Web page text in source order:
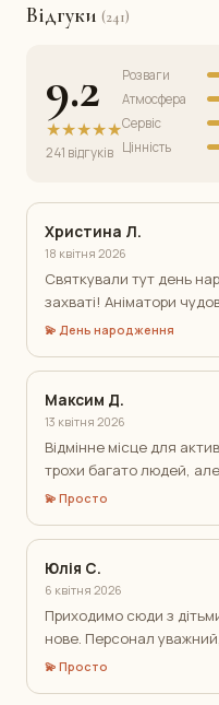
Відгуки (241)
9.2
★★★★★
241 відгуків
Розваги
Атмосфера
Сервіс
Цінність
Христина Л.
18 квітня 2026
Святкували тут день
захваті! Аніматори
💫 День народження
Максим Д.
13 квітня 2026
Відмінне місце для
трохи багато людей,
💫 Просто
Юлія С.
6 квітня 2026
Приходимо сюди з
нове. Персонал
💫 Просто